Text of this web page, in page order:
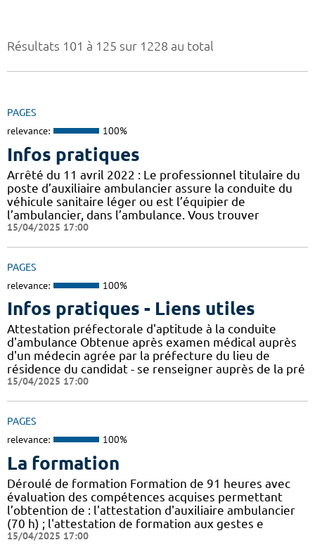
Résultats 101 à 125 sur 1228 au total
PAGES
relevance: 100%
Infos pratiques
Arrêté du 11 avril 2022 : Le professionnel titulaire du
poste d’auxiliaire ambulancier assure la conduite du
véhicule sanitaire léger ou est l’équipier de
l’ambulancier, dans l’ambulance. Vous trouver
15/04/2025 17:00
PAGES
relevance: 100%
Infos pratiques - Liens utiles
Attestation préfectorale d'aptitude à la conduite
d'ambulance Obtenue après examen médical auprès
d'un médecin agrée par la préfecture du lieu de
résidence du candidat - se renseigner auprès de la pré
15/04/2025 17:00
PAGES
relevance: 100%
La formation
Déroulé de formation Formation de 91 heures avec
évaluation des compétences acquises permettant
l’obtention de : l'attestation d'auxiliaire ambulancier
(70 h) ; l'attestation de formation aux gestes e
15/04/2025 17:00